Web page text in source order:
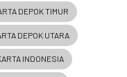
DEPOK TIMUR
DEPOK UTARA
INDONESIA